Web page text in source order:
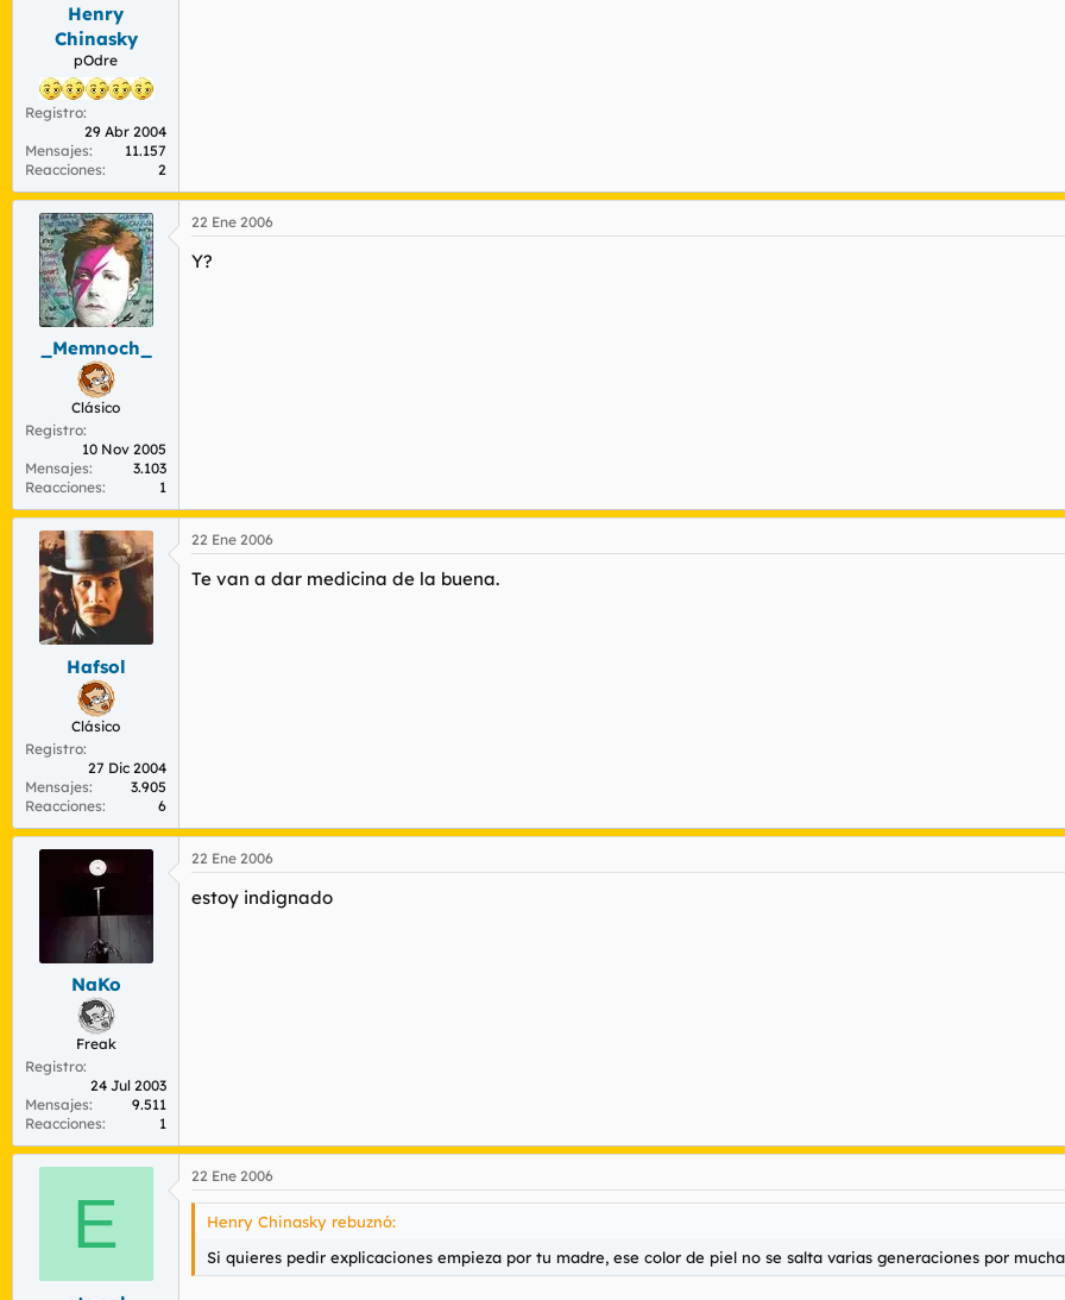
Henry
Chinasky
pOdre
Registro
29 Abr 2004
Mensajes
11.157
Reacciones
2
_Memnoch_
Clásico
Registro
10 Nov 2005
Mensajes
3.103
Reacciones
1
22 Ene 2006
Y?
Hafsol
Clásico
Registro
27 Dic 2004
Mensajes
3.905
Reacciones
6
22 Ene 2006
Te van a dar medicina de la buena.
NaKo
Freak
Registro
24 Jul 2003
Mensajes
9.511
Reacciones
1
22 Ene 2006
estoy indignado
E
22 Ene 2006
Henry Chinasky rebuznó:
Si quieres pedir explicaciones empieza por tu madre, ese color de piel no se salta varias generaciones por